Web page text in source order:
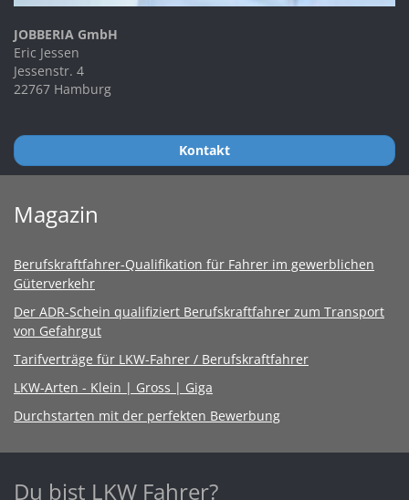
JOBBERIA GmbH
Eric Jessen
Jessenstr. 4
22767 Hamburg
Kontakt
Magazin
Berufskraftfahrer-Qualifikation für Fahrer im gewerblichen
Güterverkehr
Der ADR-Schein qualifiziert Berufskraftfahrer zum Transport
von Gefahrgut
Tarifverträge für LKW-Fahrer / Berufskraftfahrer
LKW-Arten - Klein | Gross | Giga
Durchstarten mit der perfekten Bewerbung
Du bist LKW Fahrer?